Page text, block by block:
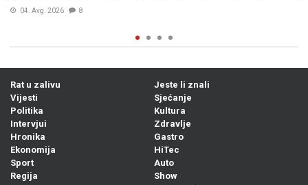
04. Avg. 2026 8
Rat u zalivu
Vijesti
Politika
Intervjui
Hronika
Ekonomija
Sport
Regija
Jeste li znali
Sjećanje
Kultura
Zdravlje
Gastro
HiTec
Auto
Show